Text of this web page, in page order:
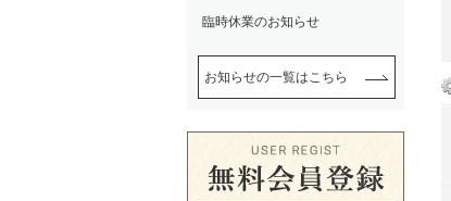
お知らせの一覧はこちら